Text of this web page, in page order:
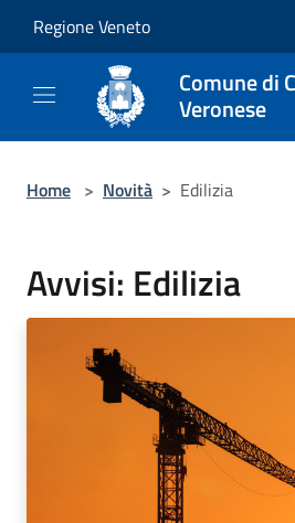
Regione Veneto
Comune di
Veronese
Home > Novità > Edilizia
Avvisi: Edilizia